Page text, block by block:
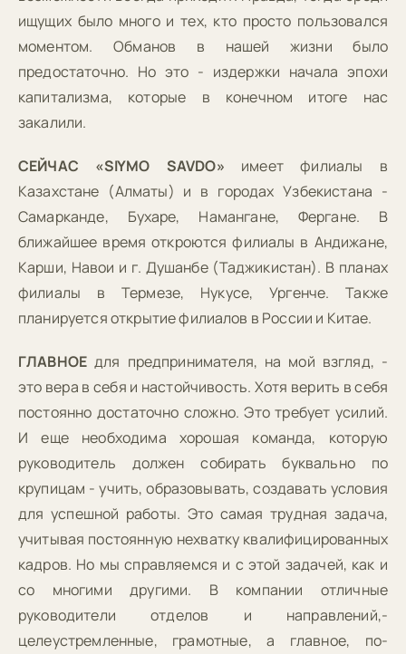
ищущих было много и тех, кто просто пользовался
моментом. Обманов в нашей жизни было
предостаточно. Но это - издержки начала эпохи
капитализма, которые в конечном итоге нас
закалили.
СЕЙЧАС «SIYMO SAVDO» имеет филиалы в
Казахстане (Алматы) и в городах Узбекистана -
Самарканде, Бухаре, Намангане, Фергане. В
ближайшее время откроются филиалы в Андижане,
Карши, Навои и г. Душанбе (Таджикистан). В планах
филиалы в Термезе, Нукусе, Ургенче. Также
планируется открытие филиалов в России и Китае.
ГЛАВНОЕдля предпринимателя, на мой взгляд, -
это вера в себя и настойчивость. Хотя верить в себя
постоянно достаточно сложно. Это требует усилий.
И еще необходима хорошая команда, которую
руководитель должен собирать буквально по
крупицам - учить, образовывать, создавать условия
для успешной работы. Это самая трудная задача,
учитывая постоянную нехватку квалифицированных
кадров. Но мы справляемся и с этой задачей, как и
со многими другими. В компании отличные
руководители отделов и направлений,-
целеустремленные, грамотные, а главное, по-